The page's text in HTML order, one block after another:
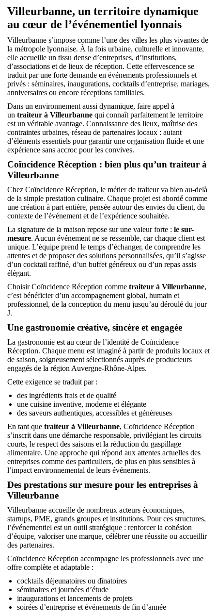
Villeurbanne, un territoire dynamique
au cœur de l’événementiel lyonnais
Villeurbanne s’impose comme l’une des villes les plus vivantes de
la métropole lyonnaise. À la fois urbaine, culturelle et innovante,
elle accueille un tissu dense d’entreprises, d’institutions,
d’associations et de lieux de réception. Cette effervescence se
traduit par une forte demande en événements professionnels et
privés : séminaires, inaugurations, cocktails d’entreprise, mariages,
anniversaires ou encore réceptions familiales.
Dans un environnement aussi dynamique, faire appel à
un traiteur à Villeurbanne qui connaît parfaitement le territoire
est un véritable avantage. Connaissance des lieux, maîtrise des
contraintes urbaines, réseau de partenaires locaux : autant
d’éléments essentiels pour garantir une organisation fluide et une
expérience sans accroc pour les convives.
Coïncidence Réception : bien plus qu’un traiteur à
Villeurbanne
Chez Coïncidence Réception, le métier de traiteur va bien au-delà
de la simple prestation culinaire. Chaque projet est abordé comme
une création à part entière, pensée autour des envies du client, du
contexte de l’événement et de l’expérience souhaitée.
La signature de la maison repose sur une valeur forte : le sur-
mesure. Aucun événement ne se ressemble, car chaque client est
unique. L’équipe prend le temps d’échanger, de comprendre les
attentes et de proposer des solutions personnalisées, qu’il s’agisse
d’un cocktail raffiné, d’un buffet généreux ou d’un repas assis
élégant.
Choisir Coïncidence Réception comme traiteur à Villeurbanne,
c’est bénéficier d’un accompagnement global, humain et
professionnel, de la conception du menu jusqu’au déroulé du jour
J.
Une gastronomie créative, sincère et engagée
La gastronomie est au cœur de l’identité de Coïncidence
Réception. Chaque menu est imaginé à partir de produits locaux et
de saison, soigneusement sélectionnés auprès de producteurs
engagés de la région Auvergne-Rhône-Alpes.
Cette exigence se traduit par :
des ingrédients frais et de qualité
une cuisine inventive, moderne et élégante
des saveurs authentiques, accessibles et généreuses
En tant que traiteur à Villeurbanne, Coïncidence Réception
s’inscrit dans une démarche responsable, privilégiant les circuits
courts, le respect des saisons et la réduction du gaspillage
alimentaire. Une approche qui répond aux attentes actuelles des
entreprises comme des particuliers, de plus en plus sensibles à
l’impact environnemental de leurs événements.
Des prestations sur mesure pour les entreprises à
Villeurbanne
Villeurbanne accueille de nombreux acteurs économiques,
startups, PME, grands groupes et institutions. Pour ces structures,
l’événementiel est un outil stratégique : renforcer la cohésion
d’équipe, valoriser une marque, célébrer une réussite ou accueillir
des partenaires.
Coïncidence Réception accompagne les professionnels avec une
offre complète et adaptable :
cocktails déjeunatoires ou dînatoires
séminaires et journées d’étude
inaugurations et lancements de projets
soirées d’entreprise et événements de fin d’année